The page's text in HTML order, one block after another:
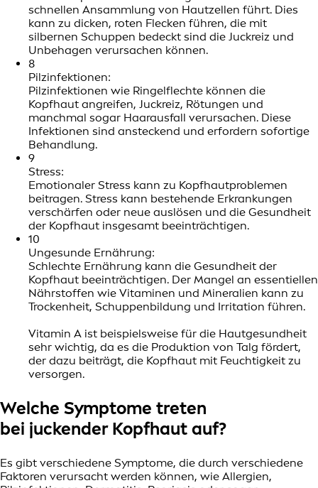
schnellen Ansammlung von Hautzellen führt. Dies
kann zu dicken, roten Flecken führen, die mit
silbernen Schuppen bedeckt sind die Juckreiz und
Unbehagen verursachen können.
8
Pilzinfektionen:
Pilzinfektionen wie Ringelflechte können die
Kopfhaut angreifen, Juckreiz, Rötungen und
manchmal sogar Haarausfall verursachen. Diese
Infektionen sind ansteckend und erfordern sofortige
Behandlung.
9
Stress:
Emotionaler Stress kann zu Kopfhautproblemen
beitragen. Stress kann bestehende Erkrankungen
verschärfen oder neue auslösen und die Gesundheit
der Kopfhaut insgesamt beeinträchtigen.
10
Ungesunde Ernährung:
Schlechte Ernährung kann die Gesundheit der
Kopfhaut beeinträchtigen. Der Mangel an essentiellen
Nährstoffen wie Vitaminen und Mineralien kann zu
Trockenheit, Schuppenbildung und Irritation führen.
Vitamin A ist beispielsweise für die Hautgesundheit
sehr wichtig, da es die Produktion von Talg fördert,
der dazu beiträgt, die Kopfhaut mit Feuchtigkeit zu
versorgen.
Welche Symptome treten
bei juckender Kopfhaut auf?
Es gibt verschiedene Symptome, die durch verschiedene
Faktoren verursacht werden können, wie Allergien,